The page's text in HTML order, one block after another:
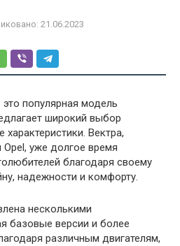
21.06.2023
популярная модель
широкий выбор
Вектра,
уже долгое время
благодаря своему
надежности и комфорту.
несколькими
базовые версии и более
различным двигателям,